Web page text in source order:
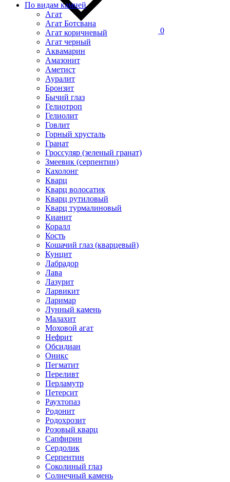
0
По видам камней
Агат
Агат Ботсвана
Агат коричневый
Агат черный
Аквамарин
Амазонит
Аметист
Ауралит
Бронзит
Бычий глаз
Гелиотроп
Гелиолит
Говлит
Горный хрусталь
Гранат
Гроссуляр (зеленый гранат)
Змеевик (серпентин)
Кахолонг
Кварц
Кварц волосатик
Кварц рутиловый
Кварц турмалиновый
Кианит
Коралл
Кость
Кошачий глаз (кварцевый)
Кунцит
Лабрадор
Лава
Лазурит
Ларвикит
Ларимар
Лунный камень
Малахит
Моховой агат
Нефрит
Обсидиан
Оникс
Пегматит
Переливт
Перламутр
Петерсит
Раухтопаз
Родонит
Родохрозит
Розовый кварц
Сапфирин
Сердолик
Серпентин
Соколиный глаз
Солнечный камень